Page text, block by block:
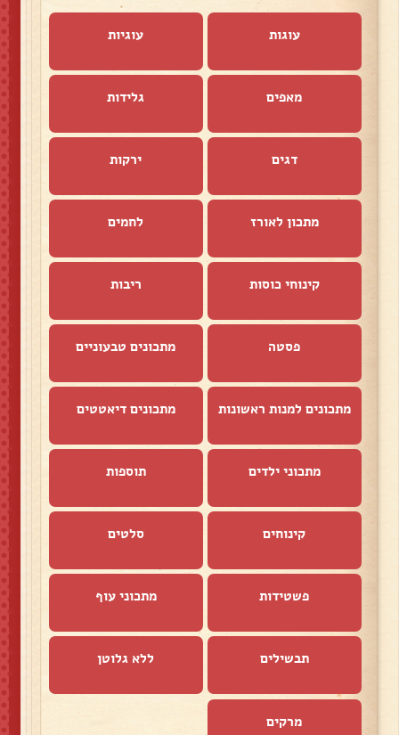
עוגות עוגיות
מאפים גלידות
דגים ירקות
מתכון לאורז לחמים
קינוחי כוסות ריבות
פסטה מתכונים טבעוניים
מתכונים למנות ראשונות מתכונים דיאטטים
מתכוני ילדים תוספות
קינוחים סלטים
פשטידות מתכוני עוף
תבשילים ללא גלוטן
מרקים